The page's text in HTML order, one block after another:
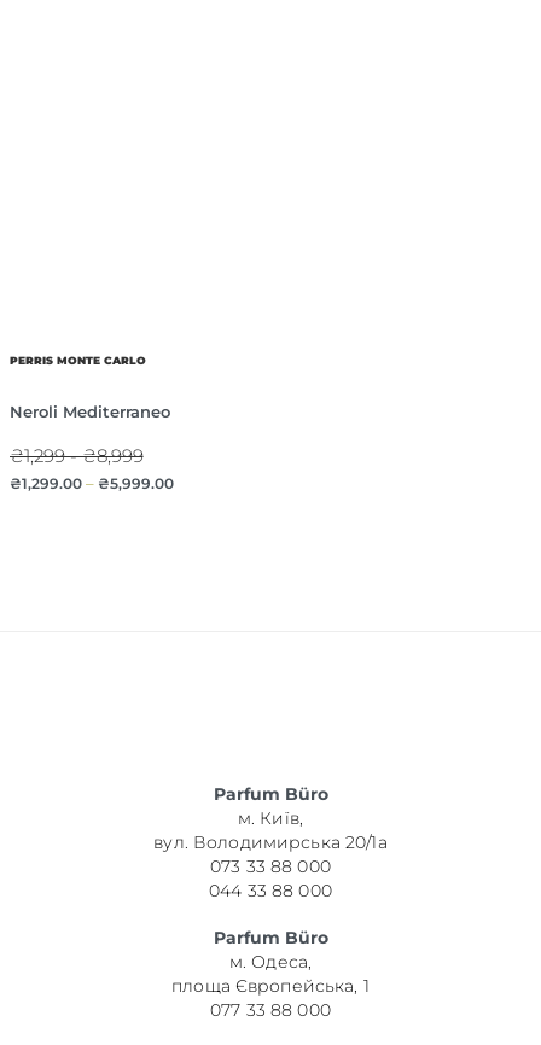
PERRIS MONTE CARLO
Neroli Mediterraneo
₴1,299 - ₴8,999
₴1,299.00– ₴5,999.00
Parfum Büro
м. Київ,
вул. Володимирська 20/1а
073 33 88 000
044 33 88 000
Parfum Büro
м. Одеса,
площа Європейська, 1
077 33 88 000